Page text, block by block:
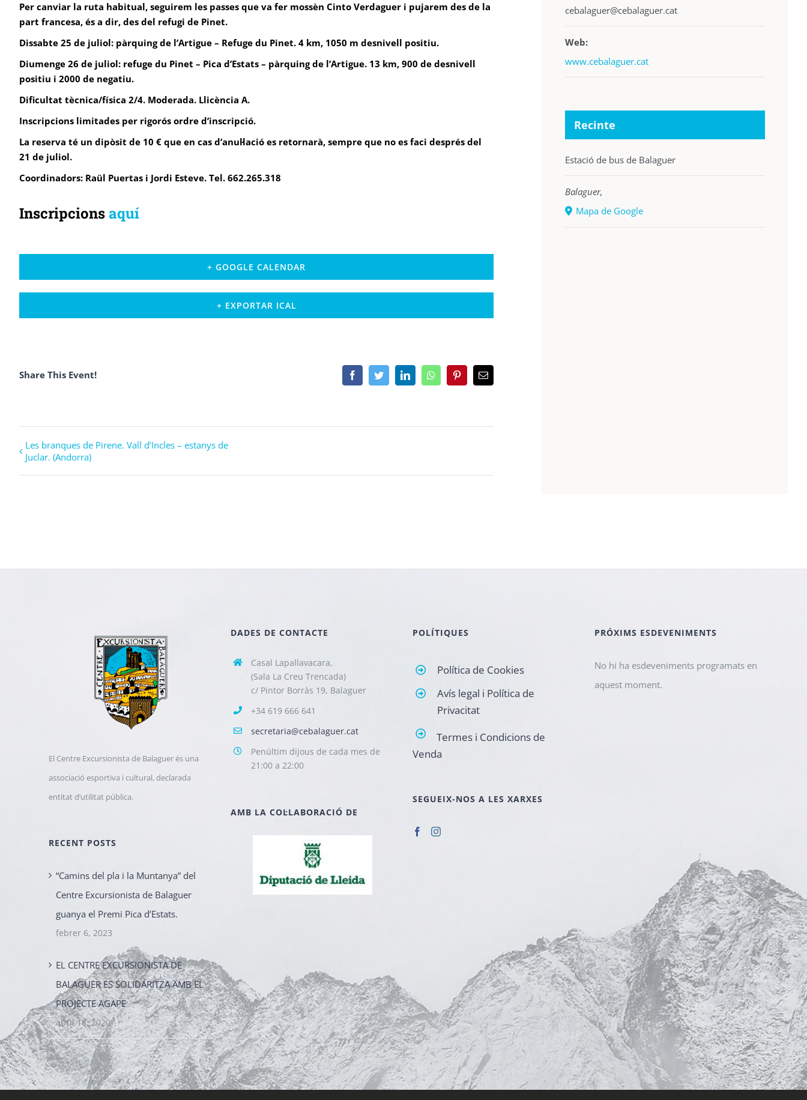
Per canviar la ruta habitual, seguirem les passes que va fer mossèn Cinto Verdaguer i pujarem des de la
part francesa, és a dir, des del refugi de Pinet.
Dissabte 25 de juliol: pàrquing de l’Artigue – Refuge du Pinet. 4 km, 1050 m desnivell positiu.
Diumenge 26 de juliol: refuge du Pinet – Pica d’Estats – pàrquing de l’Artigue. 13 km, 900 de desnivell
positiu i 2000 de negatiu.
Dificultat tècnica/física 2/4. Moderada. Llicència A.
Inscripcions limitades per rigorós ordre d’inscripció.
La reserva té un dipòsit de 10 € que en cas d’anul·lació es retornarà, sempre que no es faci després del
21 de juliol.
Coordinadors: Raül Puertas i Jordi Esteve. Tel. 662.265.318
Inscripcionsaquí
+ GOOGLE CALENDAR
+ EXPORTAR ICAL
Share This Event! FacebookTwitterLinkedInWhatsappPinterestEmail
Navegació
d'Esdeveniment
Les branques de Pirene. Vall d’Incles – estanys de
Juclar. (Andorra)
cebalaguer@cebalaguer.cat
Web:
www.cebalaguer.cat
Recinte
Estació de bus de Balaguer
Balaguer,
Mapa de Google
El Centre Excursionista de Balaguer és una
associació esportiva i cultural, declarada
entitat d’utilitat pública.
RECENT POSTS
“Camins del pla i la Muntanya” del
Centre Excursionista de Balaguer
guanya el Premi Pica d’Estats.
febrer 6, 2023
EL CENTRE EXCURSIONISTA DE
BALAGUER ES SOLIDARITZA AMB EL
PROJECTE AGAPE
abril 18, 2020
DADES DE CONTACTE
Casal Lapallavacara,
(Sala La Creu Trencada)
c/ Pintor Borràs 19, Balaguer
+34 619 666 641
secretaria@cebalaguer.cat
Penúltim dijous de cada mes de
21:00 a 22:00
AMB LA COL·LABORACIÓ DE
POLÍTIQUES
Política de Cookies
Avís legal i Política de
Privacitat
Termes i Condicions de
Venda
SEGUEIX-NOS A LES XARXES
PRÓXIMS ESDEVENIMENTS
No hi ha esdeveniments programats en
aquest moment.